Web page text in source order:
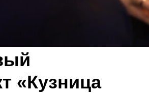
«Кузница